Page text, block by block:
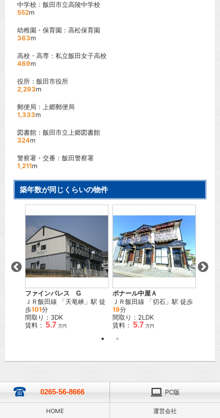
中学校：飯田市立高陵中学校
552m
幼稚園・保育園：高松保育園
363m
高校・高専：私立飯田女子高校
469m
役所：飯田市役所
2,293m
郵便局：上郷郵便局
1,333m
図書館：飯田市立上郷図書館
324m
警察署・交番：飯田警察署
1,211m
築年数が同じくらいの物件
ファインパレス G
ＪＲ飯田線 「天竜峡 」駅 徒
歩101分
間取り：3DK
賃料： 5.7 万円
ポナール中屋Ａ
ＪＲ飯田線 「切石 」駅 徒歩
19分
間取り：2LDK
賃料： 5.7 万円
0265-56-8666 PC版
HOME 運営会社